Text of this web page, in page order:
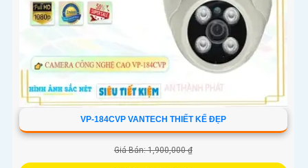
VP-184CVP VANTECH THIẾT KẾ ĐẸP
Giá Bán: 1,900,000 ₫